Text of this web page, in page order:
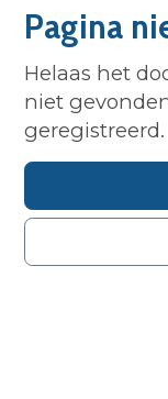
Pagina
Helaas het
niet
geregistreerd.